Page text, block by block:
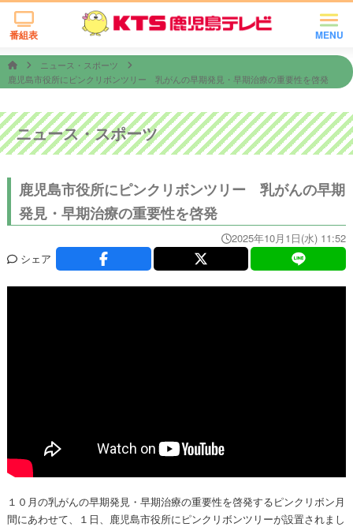
MENU
番組表
ニュース・スポーツ
鹿児島市役所にピンクリボンツリー 乳がんの早期発見・早期治療の重要性を啓発
ニュース・スポーツ
鹿児島市役所にピンクリボンツリー 乳がんの早期
発見・早期治療の重要性を啓発
2025年10月1日(水) 11:52
シェア
１０月の乳がんの早期発見・早期治療の重要性を啓発するピンクリボン月
間にあわせて、１日、鹿児島市役所にピンクリボンツリーが設置されまし